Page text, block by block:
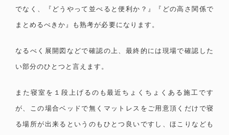
でなく、『どうやって並べると便利か？』『どの高さ関係で
まとめるべきか』も熟考が必要になります。
なるべく展開図などで確認の上、最終的には現場で確認した
い部分のひとつと言えます。
また寝室を１段上げるのも最近ちょくちょくある施工です
が、この場合ベッドで無くマットレスをご用意頂くだけで寝
る場所が出来るというのもひとつ良いですし、ほこりなども